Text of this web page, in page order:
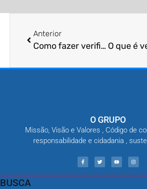
Anterior
Como fazer verificação de infestação de piolhos?
O GRUPO
Missão, Visão e Valores , Código de
responsabilidade e cidadania ,
BUSCA